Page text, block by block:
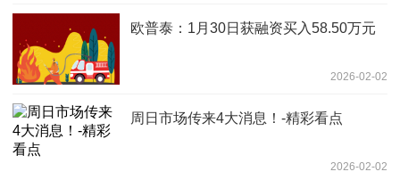
欧普泰：1月30日获融资买入58.50万元
2026-02-02
周日市场传来4大消息！-精彩看点
2026-02-02